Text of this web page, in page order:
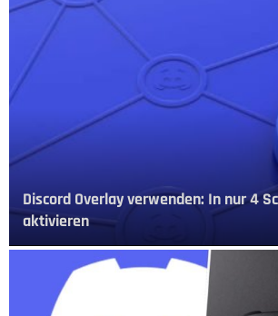
Discord Overlay verwenden: In nur 4
aktivieren